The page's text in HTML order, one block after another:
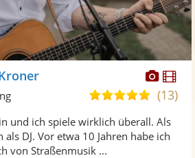
Fotos
5,0
5
(13)
und ich spiele wirklich überall. Als
DJ. Vor etwa 10 Jahren habe ich
von Straßenmusik ...